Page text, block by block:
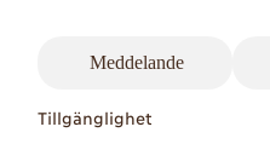
Meddelande
Tillgänglighet